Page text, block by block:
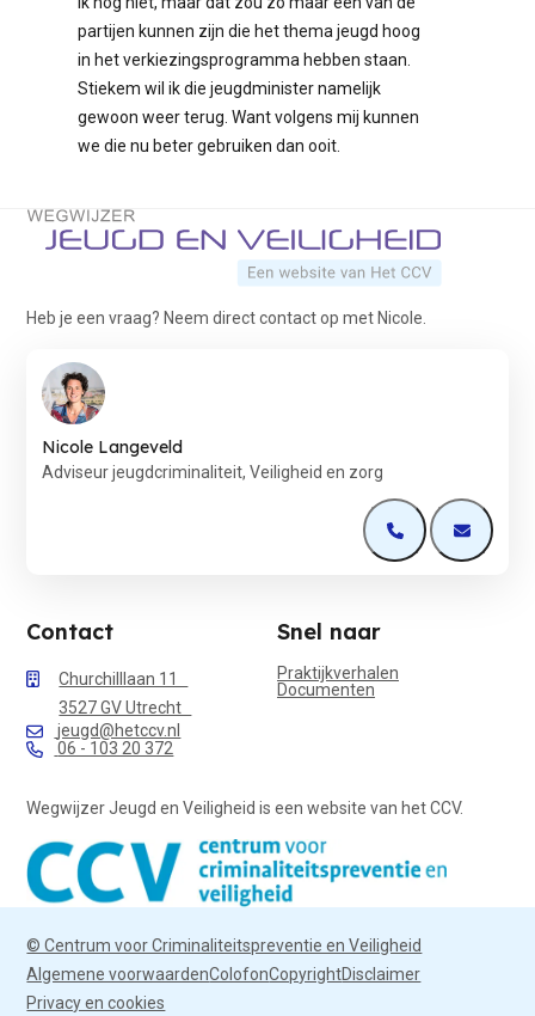
partijen kunnen zijn die het thema jeugd hoog
in het verkiezingsprogramma hebben staan.
Stiekem wil ik die jeugdminister namelijk
gewoon weer terug. Want volgens mij kunnen
we die nu beter gebruiken dan ooit.
Terug naar de startpagina
Heb je een vraag? Neem direct contact op met Nicole.
Nicole Langeveld
Adviseur jeugdcriminaliteit, Veiligheid en zorg
Open deOpen de
Contact
Churchilllaan 11
3527 GV Utrecht
jeugd@hetccv.nl
06 - 103 20 372
Snel naar
Praktijkverhalen
Documenten
Wegwijzer Jeugd en Veiligheid is een website van het CCV.
© Centrum voor Criminaliteitspreventie en Veiligheid
Algemene voorwaardenColofonCopyrightDisclaimer
Privacy en cookies